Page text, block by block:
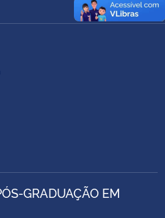
GRADUAÇÃO EM